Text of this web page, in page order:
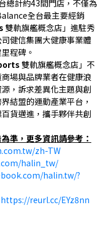
總計約43間門店，不僅為
全台最主要經銷
雙軌旗艦概念店」進駐秀
健信集團大健康事業體
程碑。
雙軌旗艦概念店」不
場與品牌業者在健康浪
，訴求差異化主題與創
結盟的運動產業平台，
貨邁進，攜手夥伴共創
準，更多資訊請參考：
zh-TW
halin_tw/
halin.tw/?
https://reurl.cc/EYz8nn